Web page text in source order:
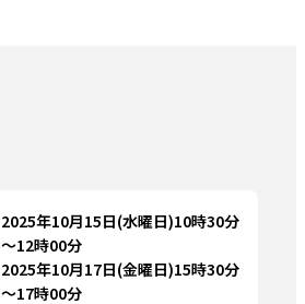
2025年10月15日(水曜日)10時30分
～12時00分
2025年10月17日(金曜日)15時30分
～17時00分